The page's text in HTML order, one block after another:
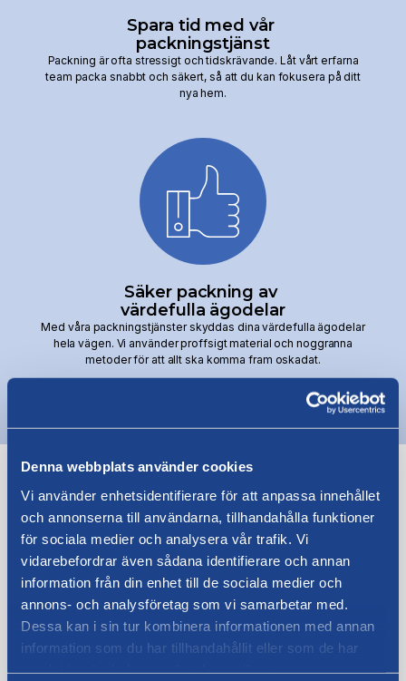
Denna webbplats använder cookies
Vi använder enhetsidentifierare för att anpassa innehållet
och annonserna till användarna, tillhandahålla funktioner
för sociala medier och analysera vår trafik. Vi
vidarebefordrar även sådana identifierare och annan
information från din enhet till de sociala medier och
annons- och analysföretag som vi samarbetar med.
Dessa kan i sin tur kombinera informationen med annan
information som du har tillhandahållit eller som de har
Spara tid med vår
packningstjänst
Packning är ofta stressigt och tidskrävande. Låt vårt erfarna
team packa snabbt och säkert, så att du kan fokusera på ditt
nya hem.
Säker packning av
värdefulla ägodelar
Med våra packningstjänster skyddas dina värdefulla ägodelar
hela vägen. Vi använder proffsigt material och noggranna
metoder för att allt ska komma fram oskadat.
Se fler av våra tjänster
Företagsflytt